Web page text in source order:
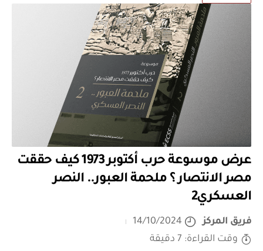
عرض موسوعة حرب أكتوبر 1973 كيف حققت
مصر الانتصار ؟ ملحمة العبور.. النصر
العسكري2
فريق المركز
14/10/2024
وقت القراءة: 7 دقيقة